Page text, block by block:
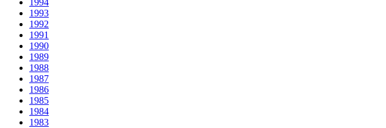
1993
1992
1991
1990
1989
1988
1987
1986
1985
1984
1983